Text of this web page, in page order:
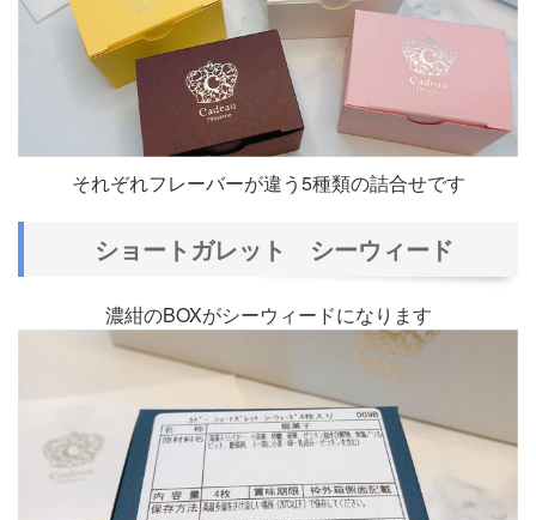
それぞれフレーバーが違う5種類の詰合せです
ショートガレット シーウィード
濃紺のBOXがシーウィードになります